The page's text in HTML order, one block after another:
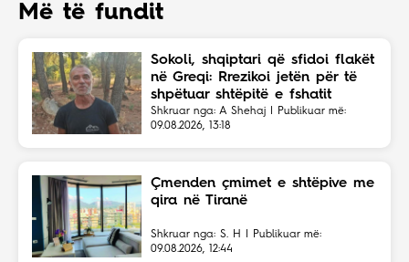
Më të fundit
Sokoli, shqiptari që sfidoi flakët
në Greqi: Rrezikoi jetën për të
shpëtuar shtëpitë e fshatit
Shkruar nga: A Shehaj | Publikuar më:
09.08.2026, 13:18
Çmenden çmimet e shtëpive me
qira në Tiranë
Shkruar nga: S. H | Publikuar më:
09.08.2026, 12:44